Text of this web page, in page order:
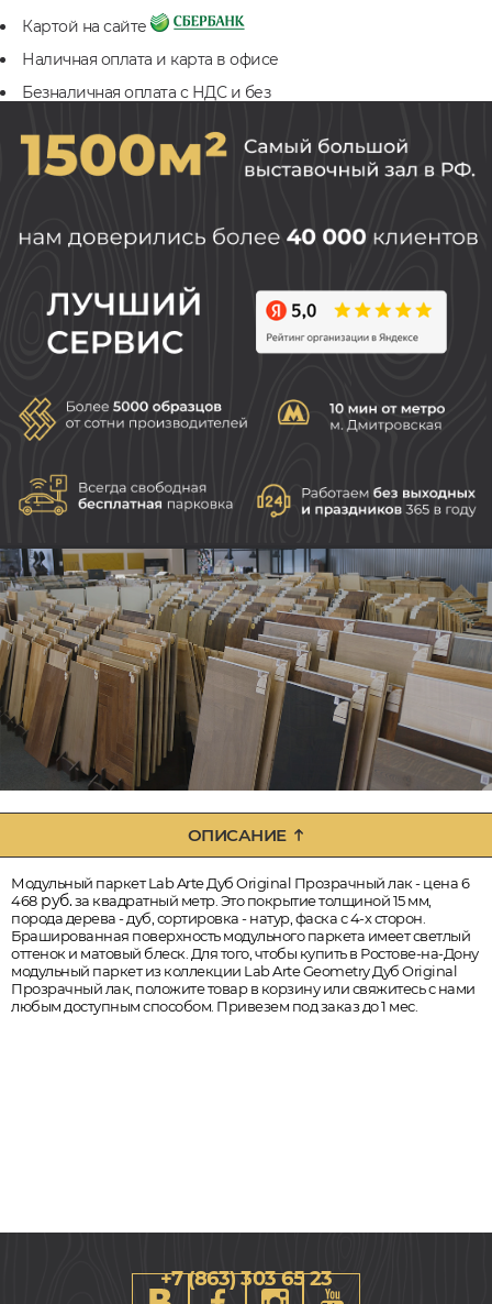
Картой на сайте
Наличная оплата и карта в офисе
Безналичная оплата с НДС и без
ОПИСАНИЕ
Модульный паркет Lab Arte Дуб Original Прозрачный лак - цена 6
468руб.за квадратный метр. Это покрытие толщиной 15 мм,
порода дерева - дуб, сортировка - натур, фаска с 4-х сторон.
Брашированная поверхность модульного паркета имеет светлый
оттенок и матовый блеск. Для того, чтобы купить в Ростове-на-Дону
модульный паркет из коллекции Lab Arte Geometry Дуб Original
Прозрачный лак, положите товар в корзину или свяжитесь с нами
любым доступным способом. Привезем под заказ до 1 мес.
+7 (863) 303 65 23